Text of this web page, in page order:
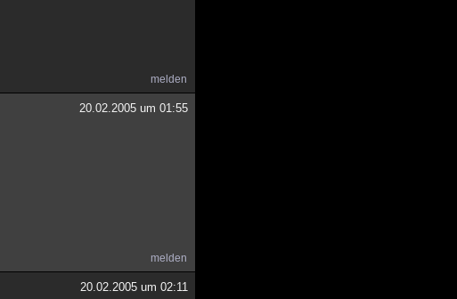
melden
20.02.2005 um 01:55
melden
20.02.2005 um 02:11